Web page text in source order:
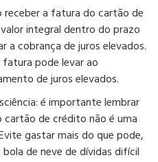
receber a fatura do cartão de
integral dentro do prazo
a cobrança de juros elevados.
pode levar ao
de juros elevados.
é importante lembrar
de crédito não é uma
gastar mais do que pode,
de neve de dívidas difícil